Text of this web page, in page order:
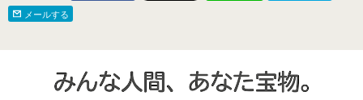
メールする